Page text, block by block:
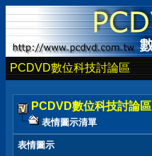
PCDVD數位科技討論區
PCDVD數位科技討論區
表情圖示清單
表情圖示